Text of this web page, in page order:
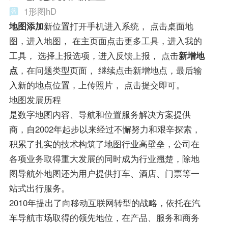
1形图hD
地图添加新位置打开手机进入系统， 点击桌面地
图，进入地图， 在主页面点击更多工具，进入我的
工具， 选择上报选项，进入反馈上报， 点击新增地
点 ，在问题类型页面， 继续点击新增地点，最后输
入新的地点位置，上传照片， 点击提交即可。
地图发展历程
是数字地图内容、导航和位置服务解决方案提供
商，自2002年起步以来经过不懈努力和艰辛探索，
积累了扎实的技术构筑了地图行业高壁垒，公司在
各项业务取得重大发展的同时成为行业翘楚，除地
图导航外地图还为用户提供打车、酒店、门票等一
站式出行服务。
2010年提出了向移动互联网转型的战略，依托在汽
车导航市场取得的领先地位，在产品、服务和商务